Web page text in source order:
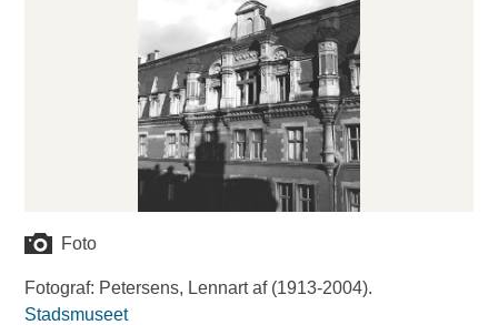
Foto
Fotograf: Petersens, Lennart af (1913-2004).
Stadsmuseet